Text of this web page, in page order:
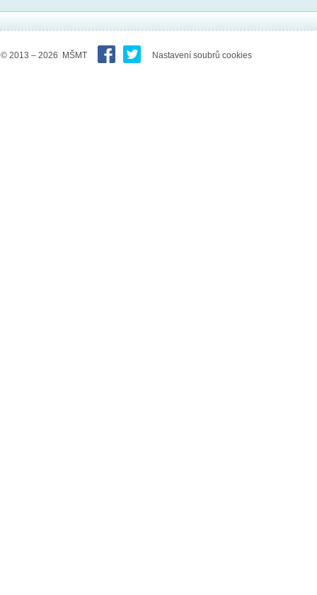
© 2013 – 2026 MŠMT Nastavení soubrů cookies